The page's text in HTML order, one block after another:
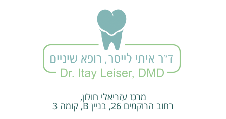
מרכז עזריאלי חולון,
רחוב הרוקמים 26, בניין B, קומה 3